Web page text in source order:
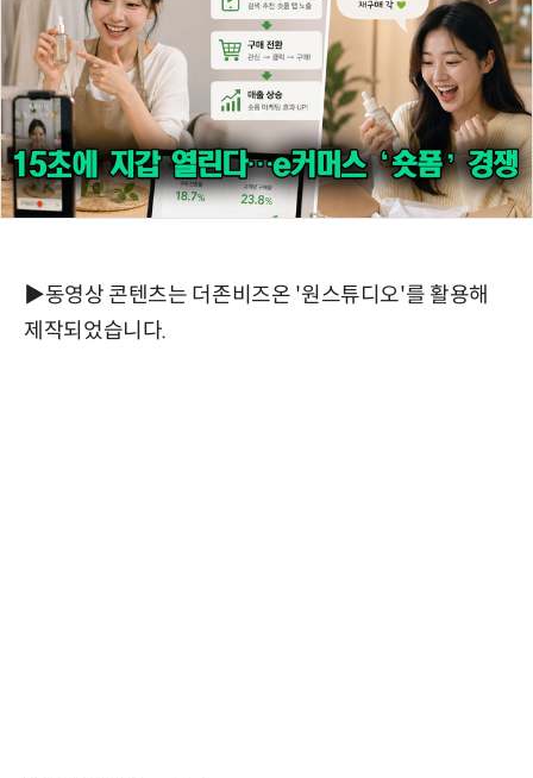
▶동영상 콘텐츠는 더존비즈온 '원스튜디오'를 활용해
제작되었습니다.